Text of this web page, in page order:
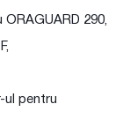
290,
290 F,
pentru